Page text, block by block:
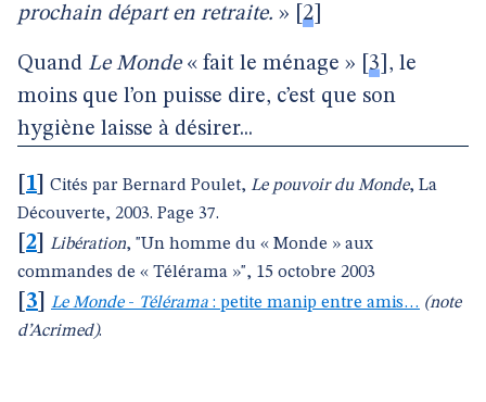
prochain départ en retraite. » 2
Quand Le Monde« fait le ménage » 3 , le
moins que l’on puisse dire, c’est que son
hygiène laisse à désirer...
1 Cités par Bernard Poulet, Le pouvoir du Monde, La
Découverte, 2003. Page 37.
2 Libération, "Un homme du « Monde » aux
commandes de « Télérama »", 15 octobre 2003
3 Le Monde- Télérama : petite manip entre amis… (note
d’Acrimed).